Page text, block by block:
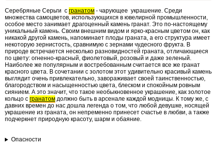
Серебряные Серьги с гранатом - чарующее украшение. Среди
множества самоцветов, использующихся в ювелирной промышленности,
особое место занимает драгоценный камень гранат. Это по-настоящему
уникальный камень. Своим внешним видом и ярко-красным цветом он, как
никакой другой камень, напоминает плоды граната, а его структура имеет
некоторую зернистость, сравнимую с зернами чудесного фрукта. В
природе встречается несколько разновидностей граната, отличающиеся
по цвету: огненно-красный, фиолетовый, розовый и даже зеленый.
Наиболее же популярным и востребованным считается все же гранат
красного цвета. В сочетании с золотом этот удивительно красивый камень
выглядит очень привлекательно, завораживает своей таинственностью,
благородством и насыщенностью цвета, блеском и спокойным ровным
сиянием. А это значит, что такое необыкновенное украшение, как золотое
кольцо с гранатом должно быть в арсенале каждой модницы. К тому же, с
давних времен до нас дошла легенда о том, что любой девушке, носящей
украшение из граната, он непременно принесет счастье в любви, а также
подчеркнет природную красоту, шарм и обаяние.
Опасности